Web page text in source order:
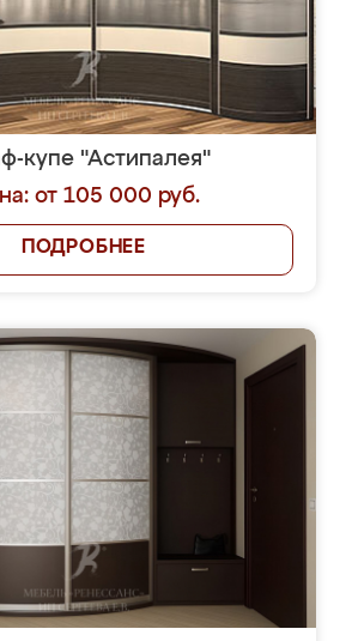
купе "Астипалея"
от 105 000 руб.
ПОДРОБНЕЕ